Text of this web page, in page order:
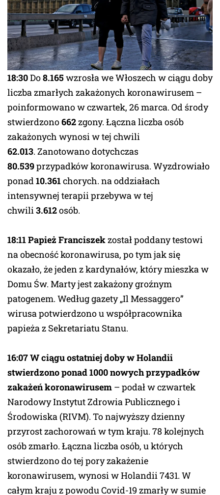
18:30Do8.165 wzrosła we Włoszech w ciągu doby
liczba zmarłych zakażonych koronawirusem –
poinformowano w czwartek, 26 marca. Od środy
stwierdzono662zgony. Łączna liczba osób
zakażonych wynosi w tej chwili
62.013. Zanotowano dotychczas
80.539przypadków koronawirusa. Wyzdrowiało
ponad10.361chorych. na oddziałach
intensywnej terapii przebywa w tej
chwili3.612osób.
18:11 Papież Franciszekzostał poddany testowi
na obecność koronawirusa, po tym jak się
okazało, że jeden z kardynałów, który mieszka w
Domu Św. Marty jest zakażony groźnym
patogenem. Według gazety „Il Messaggero”
wirusa potwierdzono u współpracownika
papieża z Sekretariatu Stanu.
16:07 W ciągu ostatniej doby w Holandii
stwierdzono ponad 1000 nowych przypadków
zakażeń koronawirusem – podał w czwartek
Narodowy Instytut Zdrowia Publicznego i
Środowiska (RIVM). To najwyższy dzienny
przyrost zachorowań w tym kraju. 78 kolejnych
osób zmarło. Łączna liczba osób, u których
stwierdzono do tej pory zakażenie
koronawirusem, wynosi w Holandii 7431. W
całym kraju z powodu Covid-19 zmarły w sumie